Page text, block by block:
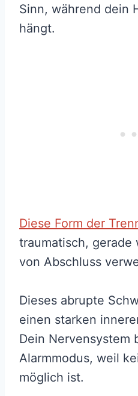
Sinn, während dein
hängt.
Diese Form der
traumatisch, gerade
von Abschluss
Dieses abrupte
einen starken
Dein Nervensystem
Alarmmodus, weil
möglich ist.